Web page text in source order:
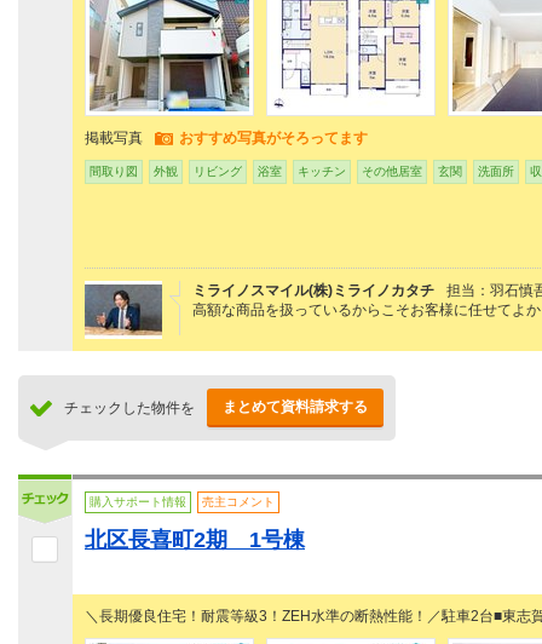
掲載写真 おすすめ写真がそろってます
間取り図 外観 リビング 浴室 キッチン その他居室 玄関 洗面所
ミライノスマイル(株)ミライノカタチ
担当：羽石慎
高額な商品を扱っているからこそお客様に任せてよ
チェックした物件を まとめて資料請求する
購入サポート情報 売主コメント
北区長喜町2期 1号棟
＼長期優良住宅！耐震等級3！ZEH水準の断熱性能！／駐車2台■東志